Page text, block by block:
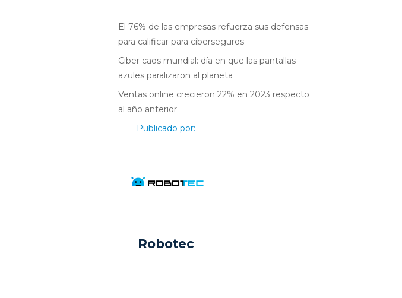
El 76% de las empresas refuerza sus defensas
para calificar para ciberseguros
Ciber caos mundial: día en que las pantallas
azules paralizaron al planeta
Ventas online crecieron 22% en 2023 respecto
al año anterior
Publicado por:
Robotec